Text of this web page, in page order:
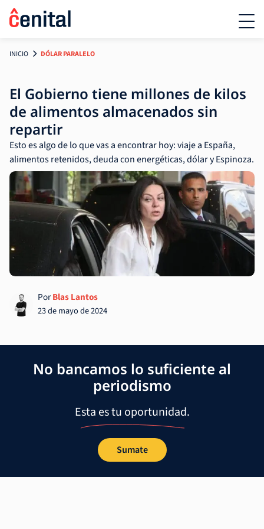
INICIO DÓLAR PARALELO
El Gobierno tiene millones de kilos
de alimentos almacenados sin
repartir
Esto es algo de lo que vas a encontrar hoy: viaje a España,
alimentos retenidos, deuda con energéticas, dólar y Espinoza.
PorBlas Lantos
23 de mayo de 2024
No bancamos lo suficiente al
periodismo
Esta es tu oportunidad.
Sumate